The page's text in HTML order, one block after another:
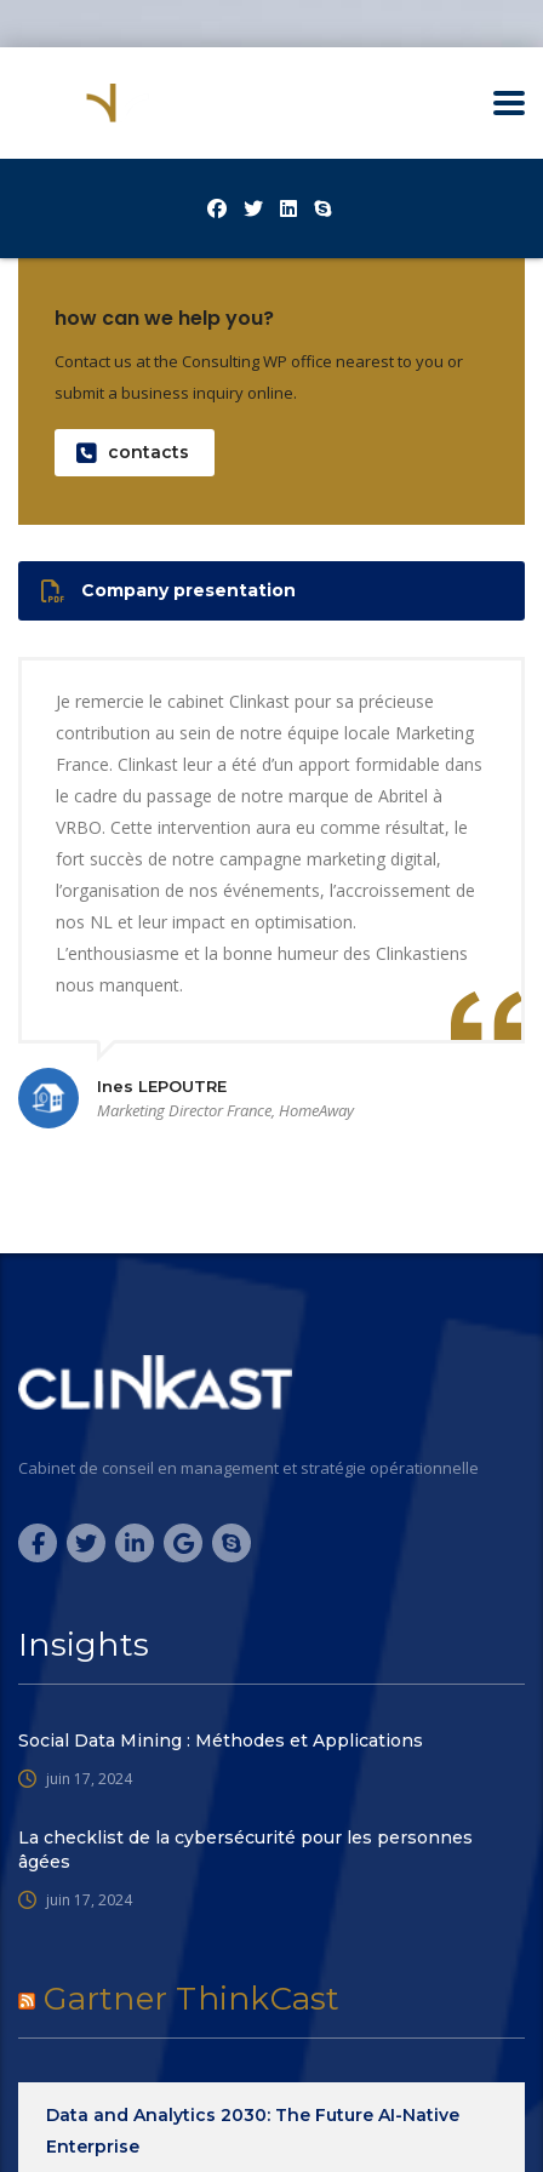
how can we help you?
Contact us at the Consulting WP office nearest to you or
submit a business inquiry online.
contacts
Company presentation
Je remercie le cabinet Clinkast pour sa précieuse
contribution au sein de notre équipe locale Marketing
France. Clinkast leur a été d’un apport formidable dans
le cadre du passage de notre marque de Abritel à
VRBO. Cette intervention aura eu comme résultat, le
fort succès de notre campagne marketing digital,
l’organisation de nos événements, l’accroissement de
nos NL et leur impact en optimisation.
L’enthousiasme et la bonne humeur des Clinkastiens
nous manquent.
Ines LEPOUTRE
Marketing Director France, HomeAway
Cabinet de conseil en management et stratégie opérationnelle
Insights
Social Data Mining : Méthodes et Applications
juin 17, 2024
La checklist de la cybersécurité pour les personnes
âgées
juin 17, 2024
Gartner ThinkCast
Data and Analytics 2030: The Future AI-Native
Enterprise